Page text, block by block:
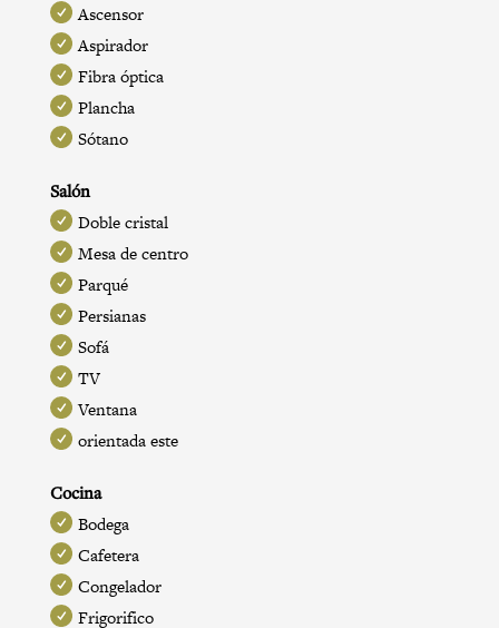
Ascensor
Aspirador
Fibra óptica
Plancha
Sótano
Salón
Doble cristal
Mesa de centro
Parqué
Persianas
Sofá
TV
Ventana
orientada este
Cocina
Bodega
Cafetera
Congelador
Frigorifico